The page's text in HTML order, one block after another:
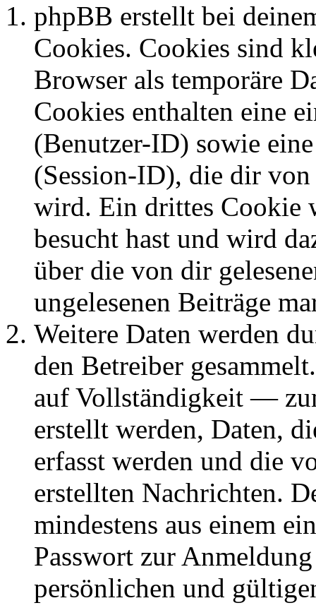
phpBB erstellt bei
Cookies. Cookies sind
Browser als temporäre
Cookies enthalten eine
(Benutzer-ID) sowie
(Session-ID), die dir
wird. Ein drittes Cookie
besucht hast und wird
über die von dir
ungelesenen Beiträge
Weitere Daten werden
den Betreiber
auf Vollständigkeit —
erstellt werden, Daten,
erfasst werden und die
erstellten Nachrichten.
mindestens aus einem
Passwort zur
persönlichen und